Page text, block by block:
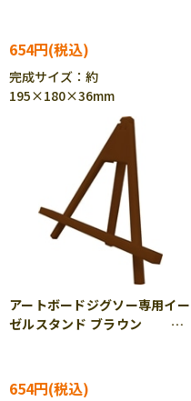
654円
完成サイズ：約
195×180×36mm
アートボードジグソー専用イー
ゼルスタンド ブラウン
654円